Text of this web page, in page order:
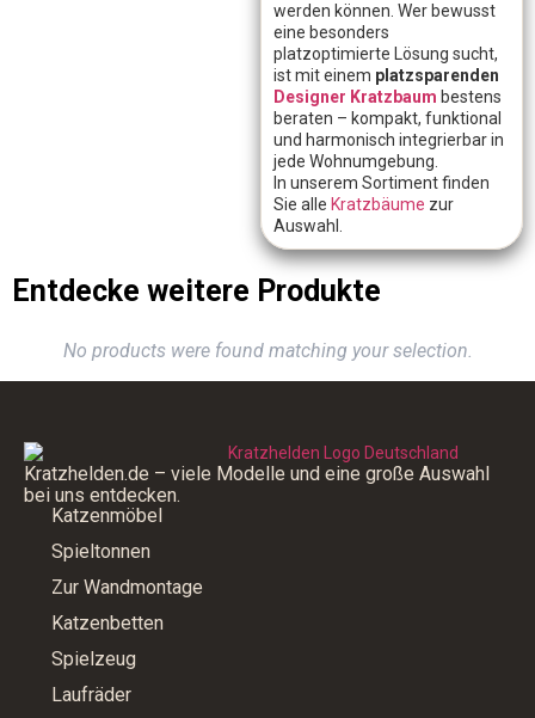
werden können. Wer bewusst
eine besonders
platzoptimierte Lösung sucht,
ist mit einem platzsparenden
Designer Kratzbaum bestens
beraten – kompakt, funktional
und harmonisch integrierbar in
jede Wohnumgebung.
In unserem Sortiment finden
Sie alle Kratzbäume zur
Auswahl.
Entdecke weitere Produkte
No products were found matching your selection.
Kratzhelden.de – viele Modelle und eine große Auswahl
bei uns entdecken.
Katzenmöbel
Spieltonnen
Zur Wandmontage
Katzenbetten
Spielzeug
Laufräder